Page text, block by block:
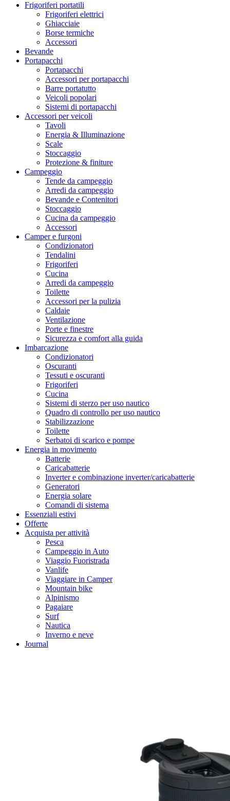
Frigoriferi portatili
Frigoriferi elettrici
Ghiacciaie
Borse termiche
Accessori
Bevande
Portapacchi
Portapacchi
Accessori per portapacchi
Barre portatutto
Veicoli popolari
Sistemi di portapacchi
Accessori per veicoli
Tavoli
Energia & Illuminazione
Scale
Stoccaggio
Protezione & finiture
Campeggio
Tende da campeggio
Arredi da campeggio
Bevande e Contenitori
Stoccaggio
Cucina da campeggio
Accessori
Camper e furgoni
Condizionatori
Tendalini
Frigoriferi
Cucina
Arredi da campeggio
Toilette
Accessori per la pulizia
Caldaie
Ventilazione
Porte e finestre
Sicurezza e comfort alla guida
Imbarcazione
Condizionatori
Oscuranti
Tessuti e oscuranti
Frigoriferi
Cucina
Sistemi di sterzo per uso nautico
Quadro di controllo per uso nautico
Stabilizzazione
Toilette
Serbatoi di scarico e pompe
Energia in movimento
Batterie
Caricabatterie
Inverter e combinazione inverter/caricabatterie
Generatori
Energia solare
Comandi di sistema
Essenziali estivi
Offerte
Acquista per attività
Pesca
Campeggio in Auto
Viaggio Fuoristrada
Vanlife
Viaggiare in Camper
Mountain bike
Alpinismo
Pagaiare
Surf
Nautica
Inverno e neve
Journal